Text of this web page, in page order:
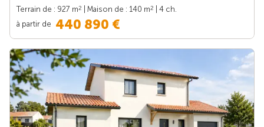
Terrain de : 927 m2 | Maison de : 140 m2
| 4 ch.
à partir de 440 890 €